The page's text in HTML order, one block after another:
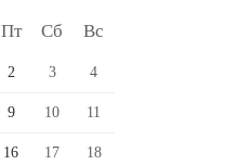
Пт Сб Вс
2 3 4
9 10 11
16 17 18